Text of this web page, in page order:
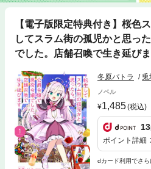
【電子版限定特典付き】桜色
してスラム街の孤児かと思っ
でした。店舗召喚で生き延び
冬原パトラ 兎
ノベル
1,485(税込)
13
ポイント詳細
dカード利用でさ